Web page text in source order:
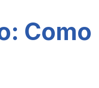
Como